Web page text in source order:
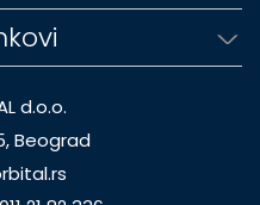
d.o.o.
Beograd